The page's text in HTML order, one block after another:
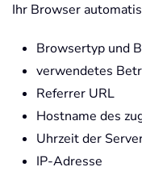
Ihr Browser
Browsertyp und
verwendetes
Referrer URL
Hostname des
Uhrzeit der
IP-Adresse